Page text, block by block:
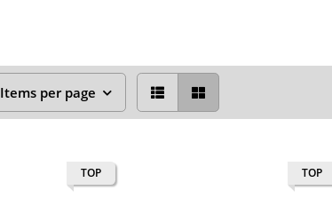
Items per page
TOP TOP